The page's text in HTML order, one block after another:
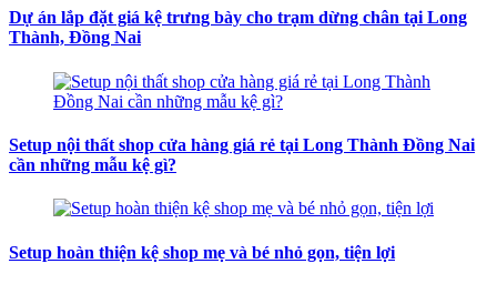
Dự án lắp đặt giá kệ trưng bày cho trạm dừng chân tại Long
Thành, Đồng Nai
Setup nội thất shop cửa hàng giá rẻ tại Long Thành Đồng Nai
cần những mẫu kệ gì?
Setup hoàn thiện kệ shop mẹ và bé nhỏ gọn, tiện lợi